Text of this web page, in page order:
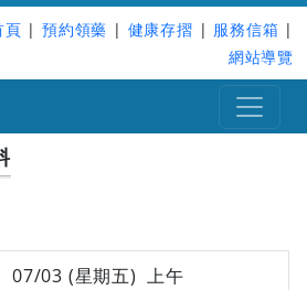
頁 | 預約領藥 | 健康存摺 | 服務信箱 |
網站導覽
07/03 (星期五) 上午